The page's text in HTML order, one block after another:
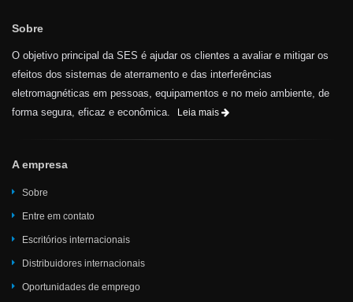
Sobre
O objetivo principal da SES é ajudar os clientes a avaliar e mitigar os
efeitos dos sistemas de aterramento e das interferências
eletromagnéticas em pessoas, equipamentos e no meio ambiente, de
forma segura, eficaz e econômica.
Leia mais
A empresa
Sobre
Entre em contato
Escritórios internacionais
Distribuidores internacionais
Oportunidades de emprego